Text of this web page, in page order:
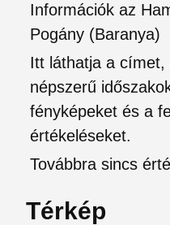
Információk az
Pogány (Baranya)
Itt láthatja a
népszerű
fényképeket és a
értékeléseket.
Továbbra sincs
Térkép